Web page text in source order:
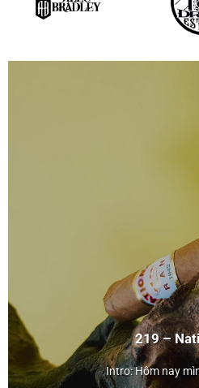
Honduran
219 –
Intro: Hôm nay